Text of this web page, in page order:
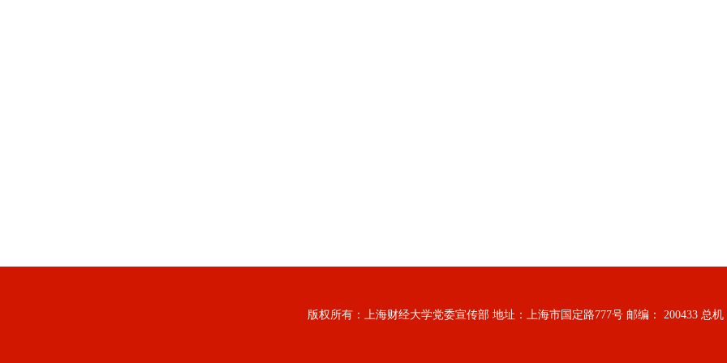
版权所有：上海财经大学党委宣传部 地址：上海市国定路777号 邮编： 200433 总机